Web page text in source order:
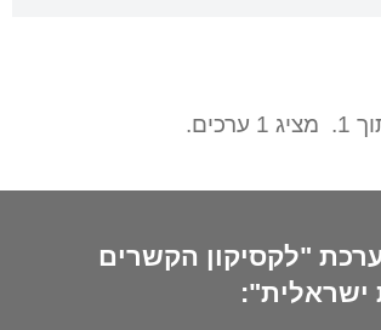
1. מציג 1 ערכים.
"לקסיקון הקשרים
ישראלית":